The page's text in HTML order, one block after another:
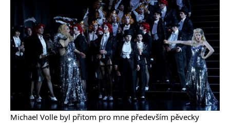
Michael Volle byl přitom pro mne především pěvecky